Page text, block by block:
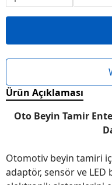
Ürün Açıklaması
Oto Beyin Tamir
Otomotiv beyin tamiri
adaptör, sensör ve LED